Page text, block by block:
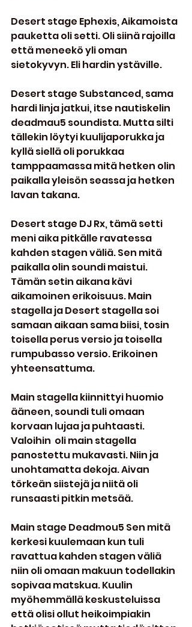
Desert stage Ephexis, Aikamoista
pauketta oli setti. Oli siinä rajoilla
että meneekö yli oman
sietokyvyn. Eli hardin ystäville.
Desert stage Substanced, sama
hardi linja jatkui, itse nautiskelin
deadmau5 soundista. Mutta silti
tällekin löytyi kuulijaporukka ja
kyllä siellä oli porukkaa
tamppaamassa mitä hetken olin
paikalla yleisön seassa ja hetken
lavan takana.
Desert stage DJ Rx, tämä setti
meni aika pitkälle ravatessa
kahden stagen väliä. Sen mitä
paikalla olin soundi maistui.
Tämän setin aikana kävi
aikamoinen erikoisuus. Main
stagella ja Desert stagella soi
samaan aikaan sama biisi, tosin
toisella perus versio ja toisella
rumpubasso versio. Erikoinen
yhteensattuma.
Main stagella kiinnittyi huomio
ääneen, soundi tuli omaan
korvaan lujaa ja puhtaasti.
Valoihin  oli main stagella
panostettu mukavasti. Niin ja
unohtamatta dekoja. Aivan
törkeän siistejä ja niitä oli
runsaasti pitkin metsää.
Main stage Deadmou5 Sen mitä
kerkesi kuulemaan kun tuli
ravattua kahden stagen väliä
niin oli omaan makuun todellakin
sopivaa matskua. Kuulin
myöhemmällä keskusteluissa
että olisi ollut heikoimpiakin